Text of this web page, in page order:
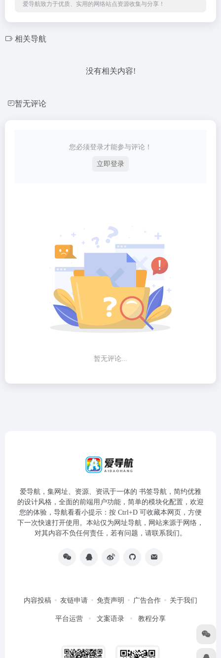
爱导航致力于优质、实用的网络站点资源收集与分享！
相关导航
没有相关内容!
暂无评论
您必须登录才能参与评论！
立即登录
暂无评论...
爱导航，集网址、资源、资讯于一体的 书签导航，简约优雅
的设计风格，全面的前端用户功能，简单的模块化配置，欢迎
您的体验，导航看看小提示：按 Ctrl+D 可收藏本网页，方便
下一次快速打开使用。本站仅为网址导航，网站来源于网络，
对其内容不负任何责任，若有问题，请联系我们。
内容投稿 友链申请 免责声明 广告合作 关于我们
平台运营 文案语录 教程分享